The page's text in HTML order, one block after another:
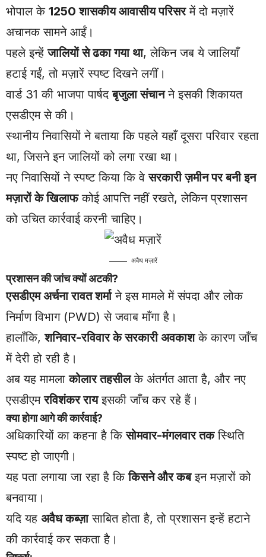
भोपाल के 1250 शासकीय आवासीय परिसरमें दो मज़ारें
अचानक सामने आईं।
पहले इन्हेंजालियों से ढका गया था, लेकिन जब ये जालियाँ
हटाई गईं, तो मज़ारें स्पष्ट दिखने लगीं।
वार्ड 31 की भाजपा पार्षदबृजुला संचानने इसकी शिकायत
एसडीएम से की।
स्थानीय निवासियों ने बताया कि पहले यहाँ दूसरा परिवार रहता
था, जिसने इन जालियों को लगा रखा था।
नए निवासियों ने स्पष्ट किया कि वेसरकारी ज़मीन पर बनी इन
मज़ारों के खिलाफकोई आपत्ति नहीं रखते, लेकिन प्रशासन
को उचित कार्रवाई करनी चाहिए।
अवैध मज़ारें
प्रशासन की जांच क्यों अटकी?
एसडीएम अर्चना रावत शर्माने इस मामले में संपदा और लोक
निर्माण विभाग (PWD) से जवाब माँगा है।
हालाँकि,शनिवार-रविवार के सरकारी अवकाशके कारण जाँच
में देरी हो रही है।
अब यह मामलाकोलार तहसीलके अंतर्गत आता है, और नए
एसडीएमरविशंकर रायइसकी जाँच कर रहे हैं।
क्या होगा आगे की कार्रवाई?
अधिकारियों का कहना है किसोमवार-मंगलवार तकस्थिति
स्पष्ट हो जाएगी।
यह पता लगाया जा रहा है किकिसने और कबइन मज़ारों को
बनवाया।
यदि यह अवैध कब्ज़ासाबित होता है, तो प्रशासन इन्हें हटाने
की कार्रवाई कर सकता है।